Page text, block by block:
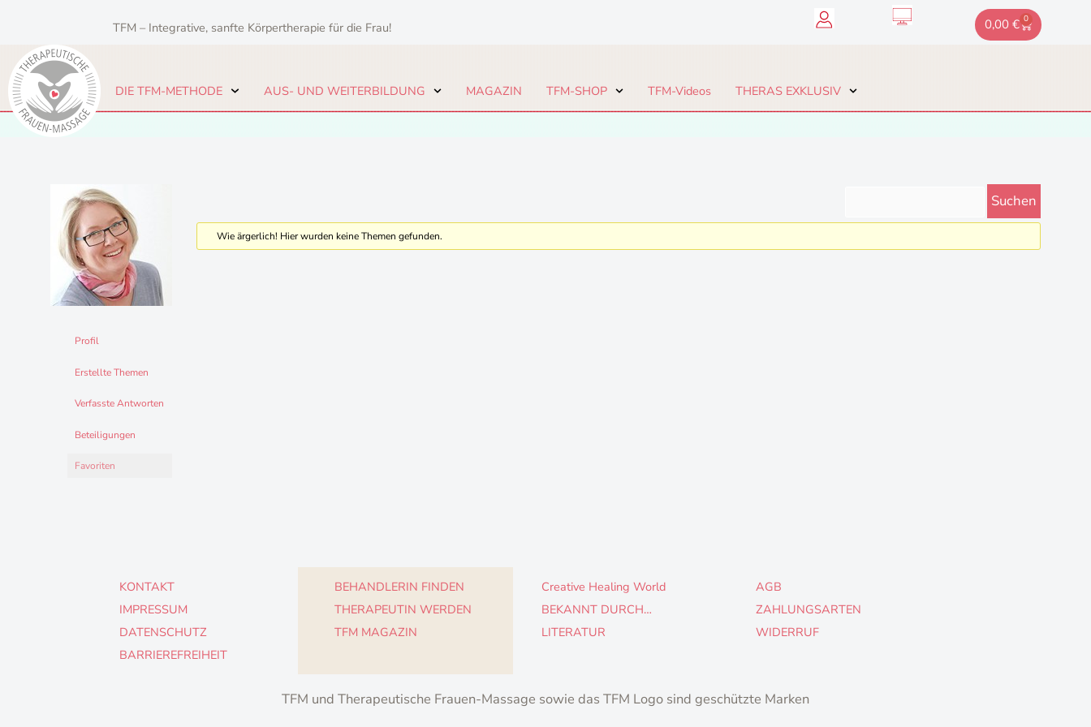
TFM – Integrative, sanfte Körpertherapie für die Frau! 0,00 € 0
Warenkorb
DIE TFM-METHODE AUS- UND WEITERBILDUNG MAGAZIN TFM-SHOP TFM-Videos THERAS EXKLUSIV
Profil
Erstellte Themen
Verfasste Antworten
Beteiligungen
Favoriten
Wie ärgerlich! Hier wurden keine Themen gefunden.
KONTAKT
IMPRESSUM
DATENSCHUTZ
BARRIEREFREIHEIT
BEHANDLERIN FINDEN
THERAPEUTIN WERDEN
TFM MAGAZIN
Creative Healing World
BEKANNT DURCH…
LITERATUR
AGB
ZAHLUNGSARTEN
WIDERRUF
TFM und Therapeutische Frauen-Massage sowie das TFM Logo sind geschützte Marken